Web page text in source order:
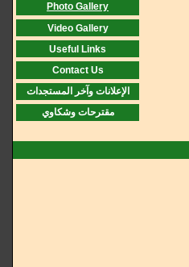
Photo Gallery
Video Gallery
Useful Links
Contact Us
الإعلانات وآخر المستجدات
مقترحات وشكاوي